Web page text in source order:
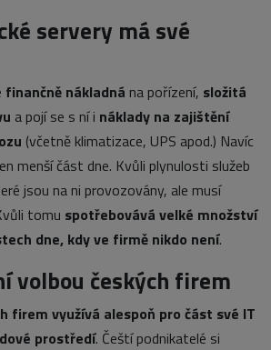
servery má své
finančně nákladná na pořízení, složitá
a pojí se s ní i náklady na zajištění
(včetně klimatizace, UPS apod.) Navíc
menší část dne. Kvůli plynulosti služeb
jsou na ni provozovány, ale musí
tomu spotřebovává velké množství
dne, kdy ve firmě nikdo není.
volbou českých firem
firem využívá alespoň pro část své IT
prostředí. Čeští podnikatelé si